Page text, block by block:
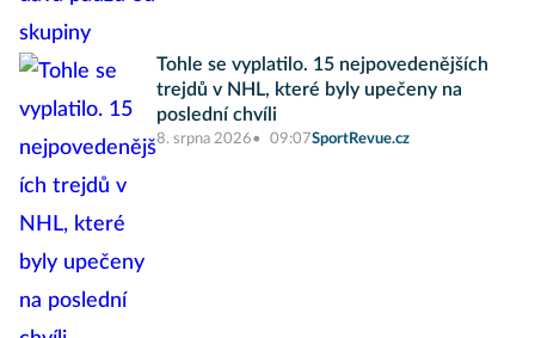
Tohle se vyplatilo. 15 nejpovedenějších
trejdů v NHL, které byly upečeny na
poslední chvíli
8. srpna 2026 09:07SportRevue.cz